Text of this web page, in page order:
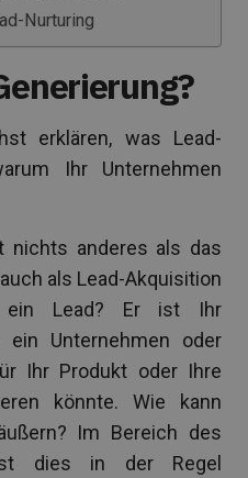
Nurturing
erklären, was Lead-
Ihr Unternehmen
nichts anderes als das
als Lead-Akquisition
ein Lead? Er ist Ihr
ein Unternehmen oder
Ihr Produkt oder Ihre
könnte. Wie kann
Im Bereich des
dies in der Regel